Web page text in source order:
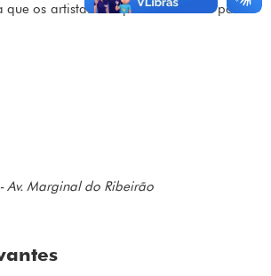
que os artistas não possuem custos para o
Av. Marginal do Ribeirão